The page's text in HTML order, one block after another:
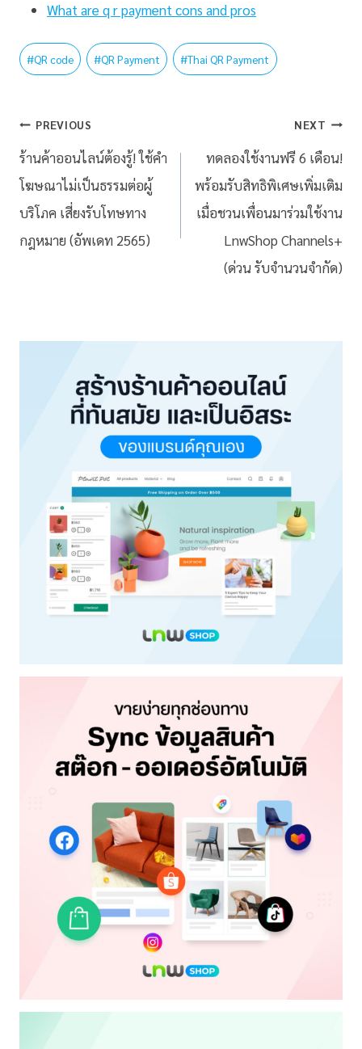
What are q r payment cons and pros
#QR code #QR Payment #Thai QR Payment
PREVIOUS
ร้านค้าออนไลน์ต้องรู้! ใช้คำ
โฆษณาไม่เป็นธรรมต่อผู้
บริโภค เสี่ยงรับโทษทาง
กฎหมาย (อัพเดท 2565)
NEXT
ทดลองใช้งานฟรี 6 เดือน!
พร้อมรับสิทธิพิเศษเพิ่มเติม
เมื่อชวนเพื่อนมาร่วมใช้งาน
LnwShop Channels+
(ด่วน รับจำนวนจำกัด)